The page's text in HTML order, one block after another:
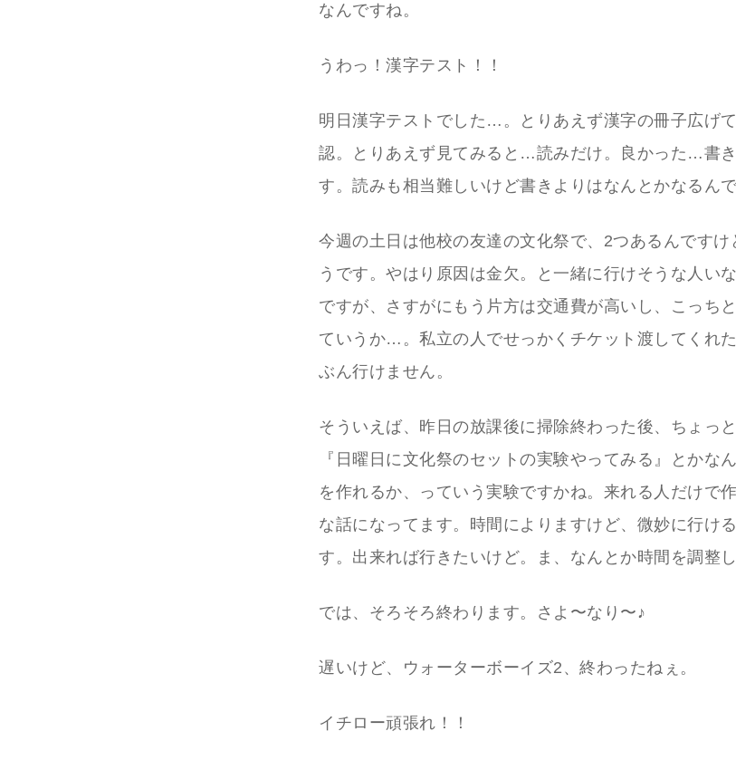
なんですね。
うわっ！漢字テスト！！
明日漢字テストでした…。とりあえず漢字の冊子広げ
認。とりあえず見てみると…読みだけ。良かった…書
す。読みも相当難しいけど書きよりはなんとかなるんで
今週の土日は他校の友達の文化祭で、2つあるんですけ
うです。やはり原因は金欠。と一緒に行けそうな人い
ですが、さすがにもう片方は交通費が高いし、こっち
ていうか…。私立の人でせっかくチケット渡してくれ
ぶん行けません。
そういえば、昨日の放課後に掃除終わった後、ちょっ
『日曜日に文化祭のセットの実験やってみる』とかな
を作れるか、っていう実験ですかね。来れる人だけで
な話になってます。時間によりますけど、微妙に行け
す。出来れば行きたいけど。ま、なんとか時間を調整
では、そろそろ終わります。さよ〜なり〜♪
遅いけど、ウォーターボーイズ2、終わったねぇ。
イチロー頑張れ！！